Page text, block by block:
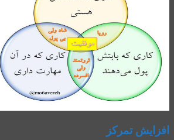
افزایش تمرکز